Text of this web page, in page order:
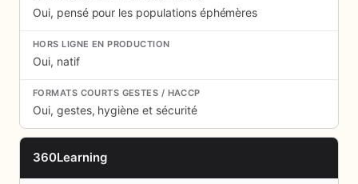
Oui, pensé pour les populations éphémères
Oui, natif
Oui, gestes, hygiène et sécurité
360Learning